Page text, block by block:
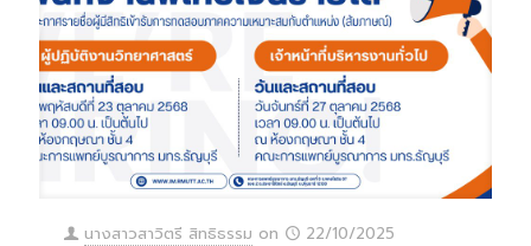
นางสาวสาวิตรี สิทธิธรรม on
22/10/2025